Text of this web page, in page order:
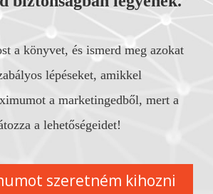
a könyvet, és ismerd meg azokat
lépéseket, amikkel
a marketingedből, mert a
a lehetőségeidet!
szeretném kihozni